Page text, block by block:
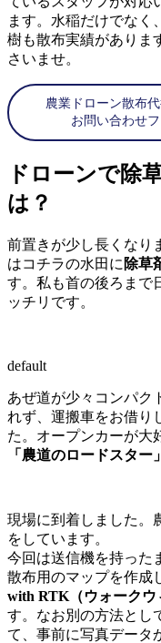
ます。水稲だけでなく
樹も散布実績がありま
さいませ。
農業ドローン散布
お問い合わせ
ドローンで除
は？
前置きが少し長くなり
はコチラの水田に 除草
す。私も首の後ろまで
ッチリです。
default
あぜ道が少々コンパク
れず、運搬車をお借り
た。オープンカーが大
「農道のロードスター」
現場に到着しました。
をしています。
今回は送信機を持った
散布用のマップを作成
with RTK（ウォークウ
す。なお別の方法とし
て、事前に写真データ